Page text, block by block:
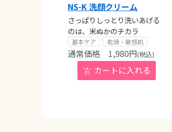
NS-K 洗顔クリーム
さっぱりしっとり洗いあげる
のは、米ぬかのチカラ
基本ケア 乾燥・敏感肌
1,980円(税込)